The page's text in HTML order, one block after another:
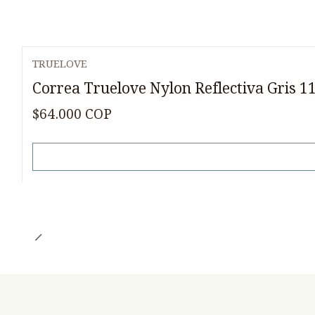
TRUELOVE
Correa Truelove Nylon Reflectiva Gris
$64.000 COP